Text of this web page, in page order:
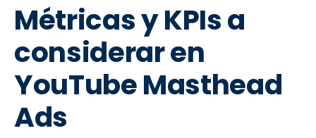
Métricas y KPIs a
considerar en
YouTube Masthead
Ads